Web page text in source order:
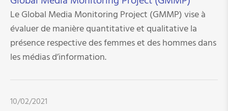
Le Global Media Monitoring Project (GMMP) vise à
évaluer de manière quantitative et qualitative la
présence respective des femmes et des hommes dans
les médias d’information.
10/02/2021